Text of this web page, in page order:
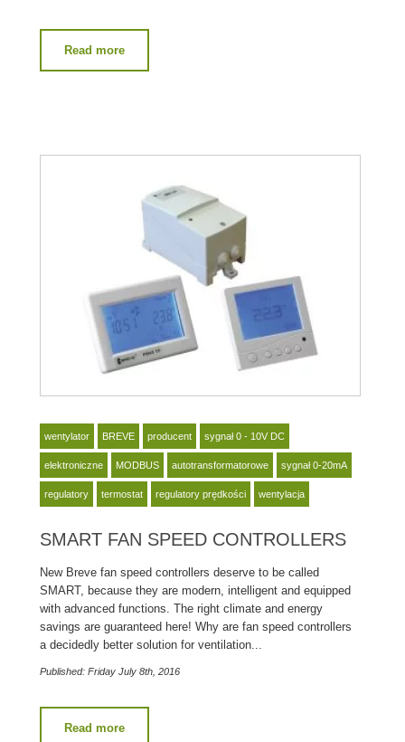
Read more
wentylator BREVE producent sygnał 0 - 10V DC
elektroniczne MODBUS autotransformatorowe sygnał 0-20mA
regulatory termostat regulatory prędkości wentylacja
SMART FAN SPEED CONTROLLERS
New Breve fan speed controllers deserve to be called
SMART, because they are modern, intelligent and equipped
with advanced functions. The right climate and energy
savings are guaranteed here! Why are fan speed controllers
a decidedly better solution for ventilation...
Published: Friday July 8th, 2016
Read more